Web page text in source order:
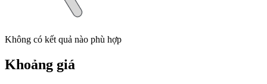
Không có kết quả nào phù hợp
Khoảng giá